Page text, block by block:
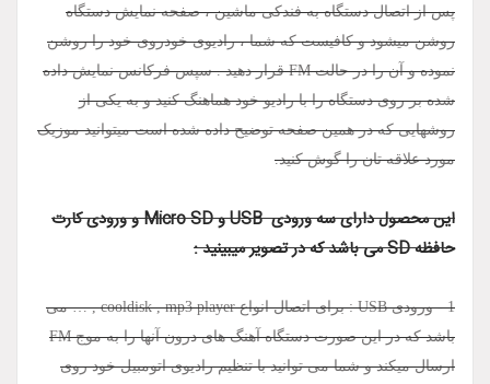
پس از اتصال دستگاه به فندکی ماشین ، صفحه نمایش دستگاه
روشن میشود و کافیست که شما ، رادیوی خودروی خود را روشن
نموده و آن را در حالت FM قرار دهید . سپس فرکانس نمایش داده
شده بر روی دستگاه را با رادیو خود هماهنگ کنید و به یکی از
روشهایی که در همین صفحه توضیح داده شده است میتوانید موزیک
مورد علاقه تان را گوش کنید.
این محصول دارای سه ورودی USB و Micro SD و ورودی کارت
حافظه SD می باشد که در تصویر میبینید :
1 - ورودی USB : برای اتصال انواع cooldisk , mp3 player , … می
باشد که در این صورت دستگاه آهنگ های درون آنها را به موج FM
ارسال میکند و شما می توانید با تنظیم رادیوی اتومبیل خود روی